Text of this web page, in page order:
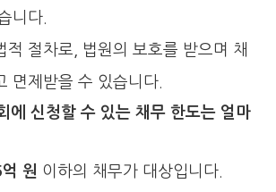
니다.
적 절차로, 법원의 보호를 받으며 채
면제받을 수 있습니다.
에 신청할 수 있는 채무 한도는 얼마
억 원 이하의 채무가 대상입니다.